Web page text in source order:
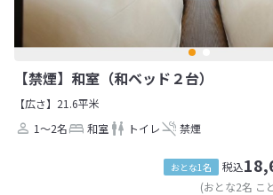
【禁煙】和室（和ベッド２台）
【広さ】21.6平米
1～2名
和室 トイレ 禁煙
おとな1名 税込
(おとな2名 こ